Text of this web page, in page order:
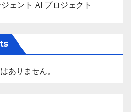
ェント AI プロジェクト
ありません。